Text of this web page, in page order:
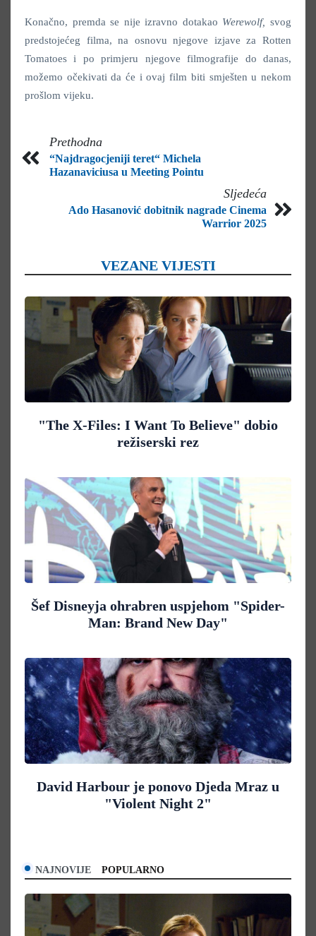
Konačno, premda se nije izravno dotakao Werewolf,svog
predstojećeg filma, na osnovu njegove izjave za Rotten
Tomatoes i po primjeru njegove filmografije do danas,
možemo očekivati da će i ovaj film biti smješten u nekom
prošlom vijeku.
Prethodna
“Najdragocjeniji teret“ Michela
Hazanaviciusa u Meeting Pointu
Sljedeća
Ado Hasanović dobitnik nagrade Cinema
Warrior 2025
VEZANE VIJESTI
"The X-Files: I Want To Believe" dobio
režiserski rez
Šef Disneyja ohrabren uspjehom "Spider-
Man: Brand New Day"
David Harbour je ponovo Djeda Mraz u
"Violent Night 2"
NAJNOVIJE POPULARNO